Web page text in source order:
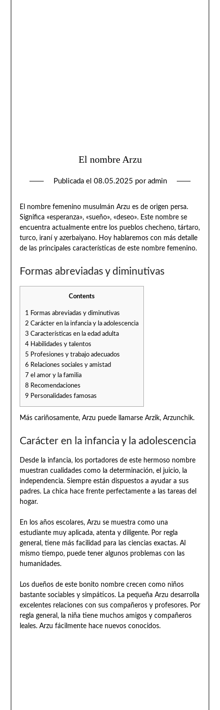
El nombre Arzu
Publicada el 08.05.2025 por admin
El nombre femenino musulmán Arzu es de origen persa.
Significa «esperanza», «sueño», «deseo». Este nombre se
encuentra actualmente entre los pueblos checheno, tártaro,
turco, iraní y azerbaiyano. Hoy hablaremos con más detalle
de las principales características de este nombre femenino.
Formas abreviadas y diminutivas
Contents
1 Formas abreviadas y diminutivas
2 Carácter en la infancia y la adolescencia
3 Características en la edad adulta
4Habilidades y talentos
5 Profesiones y trabajo adecuados
6 Relaciones sociales y amistad
7 el amor y la familia
8 Recomendaciones
9 Personalidades famosas
Más cariñosamente, Arzu puede llamarse Arzik, Arzunchik.
Carácter en la infancia y la adolescencia
Desde la infancia, los portadores de este hermoso nombre
muestran cualidades como la determinación, el juicio, la
independencia. Siempre están dispuestos a ayudar a sus
padres. La chica hace frente perfectamente a las tareas del
hogar.
En los años escolares, Arzu se muestra como una
estudiante muy aplicada, atenta y diligente. Por regla
general, tiene más facilidad para las ciencias exactas. Al
mismo tiempo, puede tener algunos problemas con las
humanidades.
Los dueños de este bonito nombre crecen como niños
bastante sociables y simpáticos. La pequeña Arzu desarrolla
excelentes relaciones con sus compañeros y profesores. Por
regla general, la niña tiene muchos amigos y compañeros
leales. Arzu fácilmente hace nuevos conocidos.